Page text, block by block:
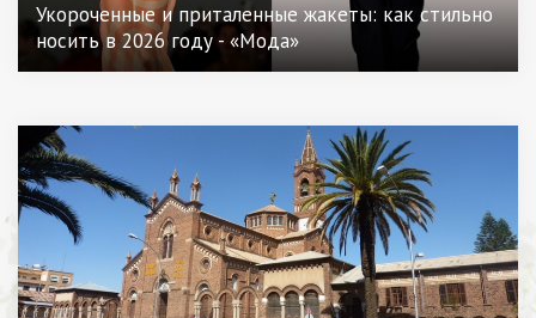
Укороченные и приталенные жакеты: как стильно
носить в 2026 году - «Мода»